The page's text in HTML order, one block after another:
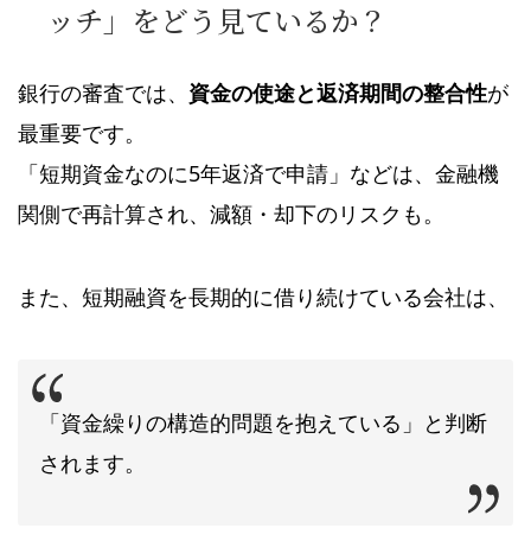
ッチ」をどう見ているか？
銀行の審査では、 資金の使途と返済期間の整合性が
最重要です。
「短期資金なのに5年返済で申請」などは、金融機
関側で再計算され、減額・却下のリスクも。
また、短期融資を長期的に借り続けている会社は、
「資金繰りの構造的問題を抱えている」と判断
されます。